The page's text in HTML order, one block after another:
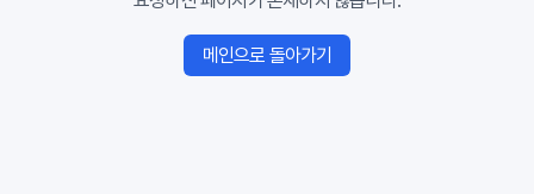
메인으로 돌아가기